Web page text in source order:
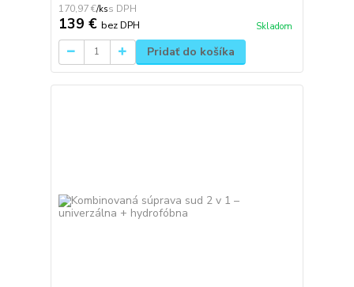
170,97 €/ks
139 € bez DPH Skladom
Pridať do košíka